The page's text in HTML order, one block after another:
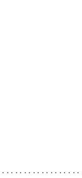
････････････････